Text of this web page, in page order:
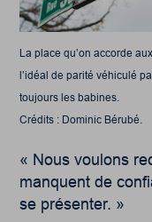
La place qu’on accorde
l’idéal de parité véhiculé
toujours les babines.
Crédits : Dominic Bérubé.
« Nous voulons
manquent de
se présenter. »